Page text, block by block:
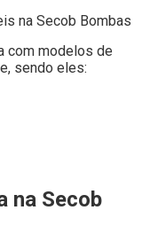
na Secob Bombas
com modelos de
sendo eles:
na Secob